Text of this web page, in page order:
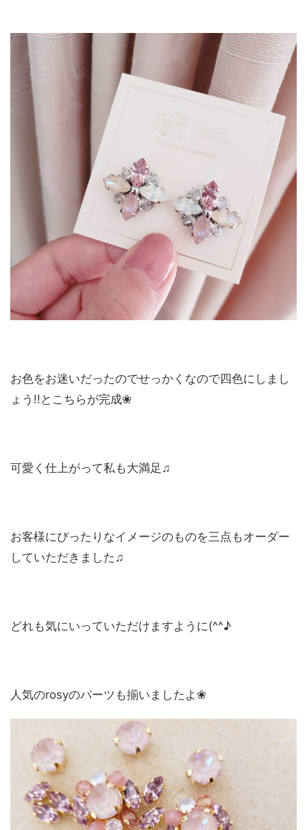
お色をお迷いだったのでせっかくなので四色にしまし
ょう!!とこちらが完成❀
可愛く仕上がって私も大満足♫
お客様にぴったりなイメージのものを三点もオーダー
していただきました♫
どれも気にいっていただけますように(^^♪
人気のrosyのパーツも揃いましたよ❀